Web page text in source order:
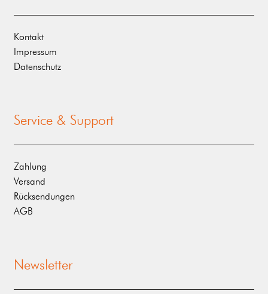
Kontakt
Impressum
Datenschutz
Service & Support
Zahlung
Versand
Rücksendungen
AGB
Newsletter